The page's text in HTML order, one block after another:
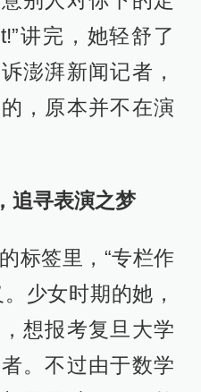
讲完，她轻舒了
澎湃新闻记者，
，原本并不在演
追寻表演之梦
签里，“专栏作
少女时期的她，
想报考复旦大学
。不过由于数学